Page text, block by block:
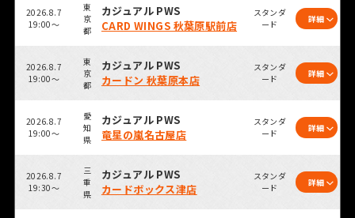
2026.8.7
19:00～
東
京
都
カジュアル PWS
CARD WINGS 秋葉原駅前店
スタンダ
ード
詳細
2026.8.7
19:00～
東
京
都
カジュアル PWS
カードン 秋葉原本店
スタンダ
ード
詳細
2026.8.7
19:00～
愛
知
県
カジュアル PWS
竜星の嵐名古屋店
スタンダ
ード
詳細
2026.8.7
19:30～
三
重
県
カジュアル PWS
カードボックス津店
スタンダ
ード
詳細